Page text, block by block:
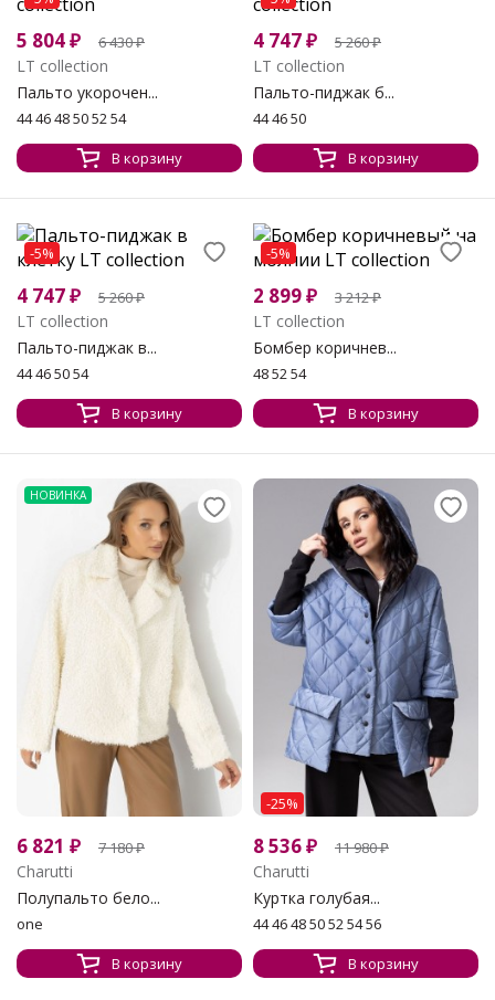
5 804₽ 6 430₽
LT collection
Пальто укорочен...
44 46 48 50 52 54
В корзину
4 747₽ 5 260₽
LT collection
Пальто-пиджак б...
44 46 50
В корзину
-5%
4 747₽ 5 260₽
LT collection
Пальто-пиджак в...
44 46 50 54
В корзину
-5%
2 899₽ 3 212₽
LT collection
Бомбер коричнев...
48 52 54
В корзину
НОВИНКА
6 821 ₽ 7 180₽
Charutti
Полупальто бело...
one
В корзину
-25%
8 536₽ 11 980₽
Charutti
Куртка голубая...
44 46 48 50 52 54 56
В корзину